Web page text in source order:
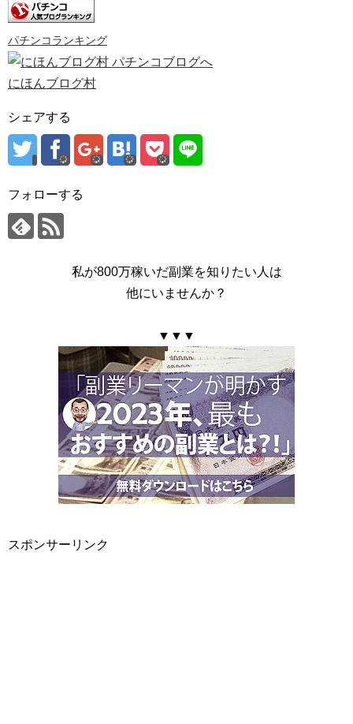
パチンコランキング
にほんブログ村
シェアする
フォローする
私が800万稼いだ副業を知りたい人は
他にいませんか？
▼▼▼
スポンサーリンク